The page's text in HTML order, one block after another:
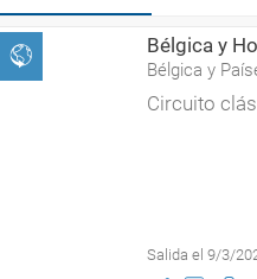
Bélgica y
Bélgica y
Circuito
Salida el 9/3/